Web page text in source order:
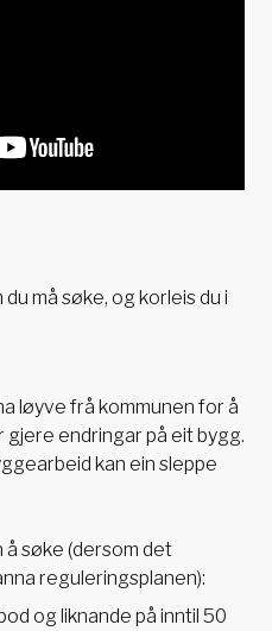
må søke, og korleis du i
løyve frå kommunen for å
endringar på eit bygg.
kan ein sleppe
søke (dersom det
reguleringsplanen):
og liknande på inntil 50